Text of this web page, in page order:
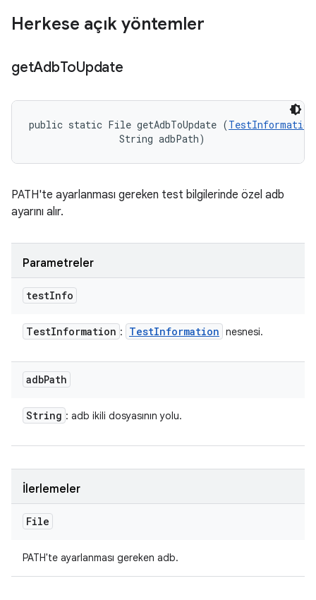
Herkese açık yöntemler
getAdbToUpdate
public static File getAdbToUpdate (TestInformation
                String adbPath)
PATH'te ayarlanması gereken test bilgilerinde özel adb
ayarını alır.
Parametreler
testInfo
TestInformation : TestInformation nesnesi.
adbPath
String : adb ikili dosyasının yolu.
İlerlemeler
File
PATH'te ayarlanması gereken adb.